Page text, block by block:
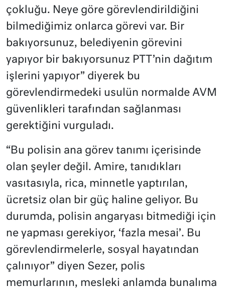
çokluğu. Neye göre görevlendirildiğini
bilmediğimiz onlarca görevi var. Bir
bakıyorsunuz, belediyenin görevini
yapıyor bir bakıyorsunuz PTT’nin dağıtım
işlerini yapıyor” diyerek bu
görevlendirmedeki usulün normalde AVM
güvenlikleri tarafından sağlanması
gerektiğini vurguladı.
“Bu polisin ana görev tanımı içerisinde
olan şeyler değil. Amire, tanıdıkları
vasıtasıyla, rica, minnetle yaptırılan,
ücretsiz olan bir güç haline geliyor. Bu
durumda, polisin angaryası bitmediği için
ne yapması gerekiyor, ‘fazla mesai’. Bu
görevlendirmelerle, sosyal hayatından
çalınıyor” diyen Sezer, polis
memurlarının, mesleki anlamda bunalıma